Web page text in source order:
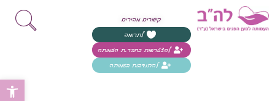
קישורים מהירים
לתרומה
להצטרפות כחבר.ת העמותה
להתנדבות בעמותה